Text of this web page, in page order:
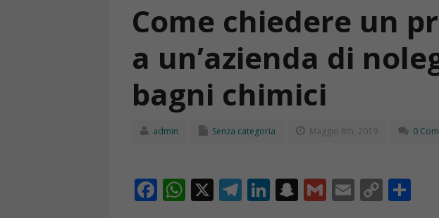
Come chiedere un
a un’azienda di
bagni chimici
admin Senza categoria Maggio 8th, 2019 0
F W X T Li S G E C